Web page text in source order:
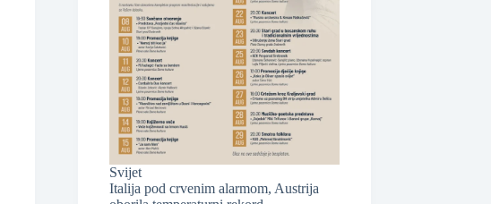
Svijet
Italija pod crvenim alarmom, Austrija